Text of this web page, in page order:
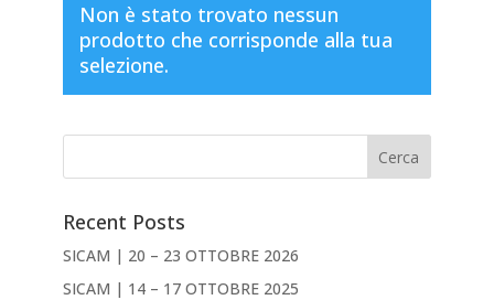
Non è stato trovato nessun
prodotto che corrisponde alla tua
selezione.
Cerca
Recent Posts
SICAM | 20 – 23 OTTOBRE 2026
SICAM | 14 – 17 OTTOBRE 2025